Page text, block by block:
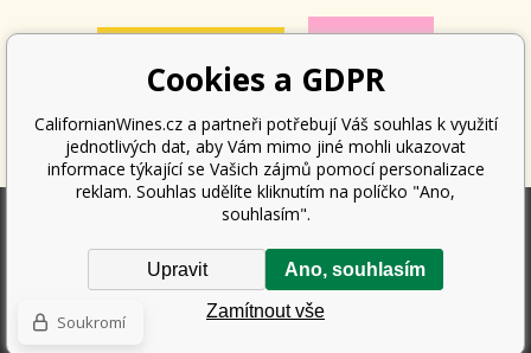
Podle zákona o evidenci tržeb je prodávající povinen vystavit kupujícímu
účtenku. Zároveň je povinen zaevidovat přijatou tržbu u správce daně
online; v případě technického výpadku pak nejpozději do 48 hodin.
Copyright ©
Californian Wines Export s.r.o.
vyhrazena.
Cookies a GDPR
CalifornianWines.cz a partneři potřebují Váš souhlas k využití
jednotlivých dat, aby Vám mimo jiné mohli ukazovat
informace týkající se Vašich zájmů pomocí personalizace
reklam. Souhlas udělíte kliknutím na políčko "Ano,
souhlasím".
Zamítnout vše
Ano, souhlasím
Upravit
Soukromí